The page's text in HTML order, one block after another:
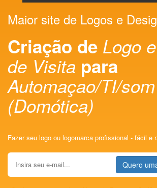
Maior site de Logos e
Criação de Logo
de Visita para
Automaçao/TI/
(Domótica)
Fazer seu logo ou logomarca profissional - fácil e
Quero